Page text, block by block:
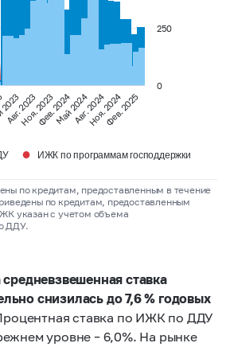
Авг. 2023Фев. 2024Авг. 2024Фев. 2025
Ноя. 2023Май 2024Ноя. 2024
0
250
● ИЖК по программам господдержки
по кредитам, предоставленным в течение
по кредитам, предоставленным
указан с учетом объема
ДДУ.
ставка
снизилась до 7,6 % годовых
ставка по ИЖК по ДДУ
уровне – 6,0%. На рынке